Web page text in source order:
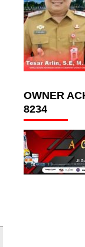
OWNER
8234